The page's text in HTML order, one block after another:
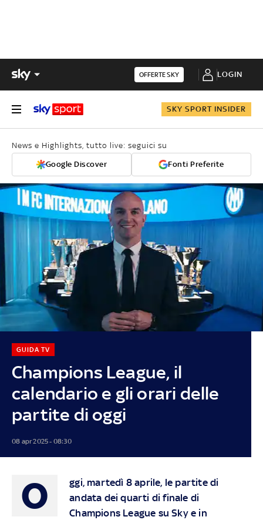
OFFERTE SKY LOGIN
SKY SPORT INSIDER
News e Highlights, tutto live: seguici su
Google Discover Fonti Preferite
Champions League, il
calendario e gli orari delle
partite di oggi
GUIDA TV
08 apr 2025 - 08:30
O
ggi, martedì 8 aprile, le partite di
andata dei quarti di finale di
Champions League suSkye in